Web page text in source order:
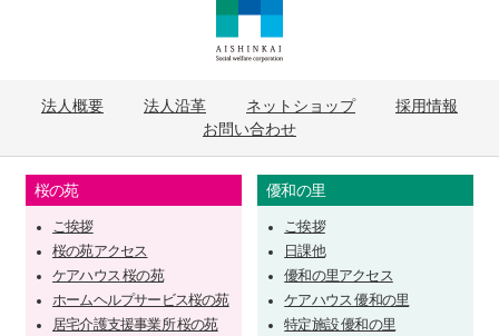
法人概要 法人沿革 ネットショップ
採用情報
お問い合わせ
桜の苑
ご挨拶
桜の苑アクセス
ケアハウス 桜の苑
ホームヘルプサービス桜の苑
居宅介護支援事業所 桜の苑
優和の里
ご挨拶
日課他
優和の里アクセス
ケアハウス 優和の里
特定施設 優和の里